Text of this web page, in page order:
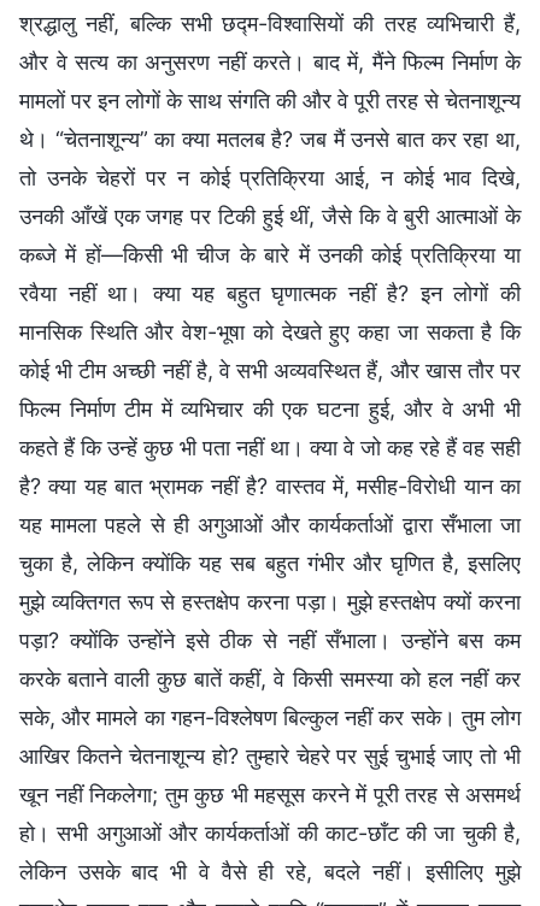
श्रद्धालु नहीं, बल्कि सभी छद्म-विश्वासियों की तरह व्यभिचारी हैं,
और वे सत्य का अनुसरण नहीं करते। बाद में, मैंने फिल्म निर्माण के
मामलों पर इन लोगों के साथ संगति की और वे पूरी तरह से चेतनाशून्य
थे। “चेतनाशून्य” का क्या मतलब है? जब मैं उनसे बात कर रहा था,
तो उनके चेहरों पर न कोई प्रतिक्रिया आई, न कोई भाव दिखे,
उनकी आँखें एक जगह पर टिकी हुई थीं, जैसे कि वे बुरी आत्माओं के
कब्जे में हों—किसी भी चीज के बारे में उनकी कोई प्रतिक्रिया या
रवैया नहीं था। क्या यह बहुत घृणात्मक नहीं है? इन लोगों की
मानसिक स्थिति और वेश-भूषा को देखते हुए कहा जा सकता है कि
कोई भी टीम अच्छी नहीं है, वे सभी अव्यवस्थित हैं, और खास तौर पर
फिल्म निर्माण टीम में व्यभिचार की एक घटना हुई, और वे अभी भी
कहते हैं कि उन्हें कुछ भी पता नहीं था। क्या वे जो कह रहे हैं वह सही
है? क्या यह बात भ्रामक नहीं है? वास्तव में, मसीह-विरोधी यान का
यह मामला पहले से ही अगुआओं और कार्यकर्ताओं द्वारा सँभाला जा
चुका है, लेकिन क्योंकि यह सब बहुत गंभीर और घृणित है, इसलिए
मुझे व्यक्तिगत रूप से हस्तक्षेप करना पड़ा। मुझे हस्तक्षेप क्यों करना
पड़ा? क्योंकि उन्होंने इसे ठीक से नहीं सँभाला। उन्होंने बस कम
करके बताने वाली कुछ बातें कहीं, वे किसी समस्या को हल नहीं कर
सके, और मामले का गहन-विश्लेषण बिल्कुल नहीं कर सके। तुम लोग
आखिर कितने चेतनाशून्य हो? तुम्हारे चेहरे पर सुई चुभाई जाए तो भी
खून नहीं निकलेगा; तुम कुछ भी महसूस करने में पूरी तरह से असमर्थ
हो। सभी अगुआओं और कार्यकर्ताओं की काट-छाँट की जा चुकी है,
लेकिन उसके बाद भी वे वैसे ही रहे, बदले नहीं। इसीलिए मुझे